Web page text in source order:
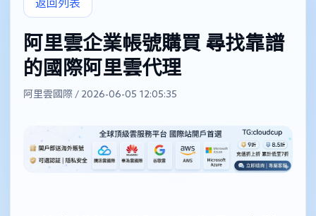
返回列表
阿里雲企業帳號購買 尋找靠譜
的國際阿里雲代理
阿里雲國際 / 2026-06-05 12:05:35